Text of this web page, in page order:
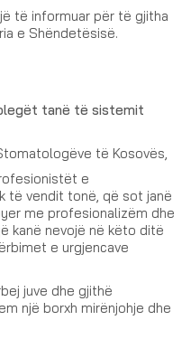
të informuar për të gjitha
e Shëndetësisë.
tanë të sistemit
të Kosovës,
e
të vendit tonë, që sot janë
me profesionalizëm dhe
kanë nevojë në këto ditë
e urgjencave
juve dhe gjithë
një borxh mirënjohje dhe